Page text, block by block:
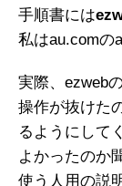
手順書には
私はau.comの
実際、ezweb
操作が抜けた
るようにして
よかったのか
使う人用の説